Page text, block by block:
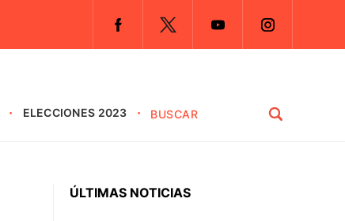
ELECCIONES 2023
ÚLTIMAS NOTICIAS